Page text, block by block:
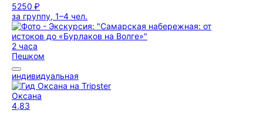
5250 ₽
за группу, 1–4 чел.
2 часа
Пешком
индивидуальная
Оксана
4,83